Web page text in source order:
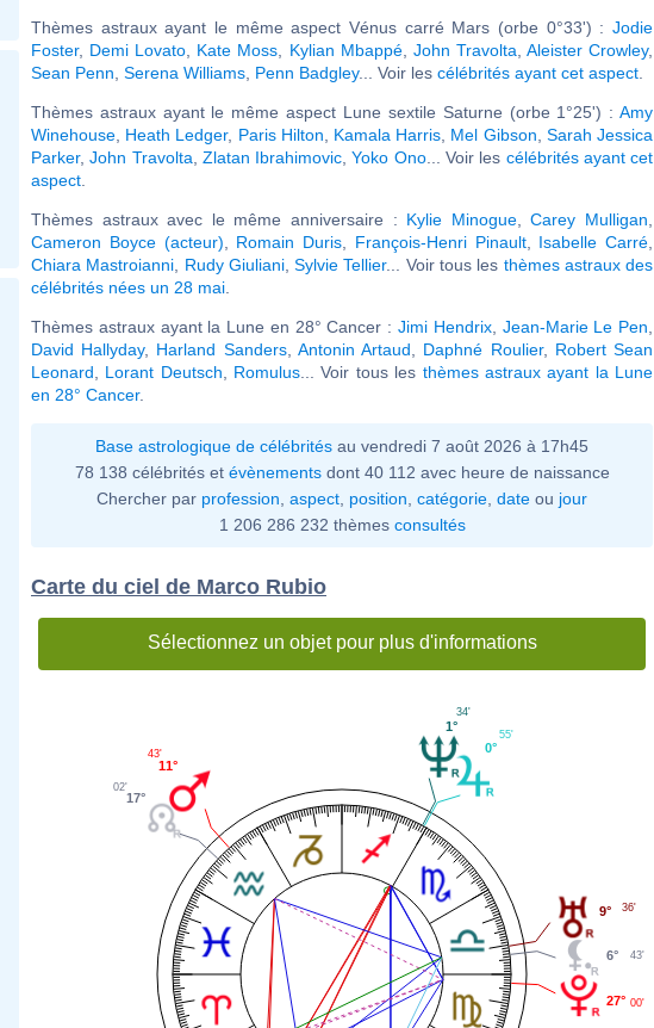
Thèmes astraux ayant le même aspect Vénus carré Mars (orbe 0°33') : Jodie
Foster, Demi Lovato Kate Moss Kylian Mbappé, John Travolta Aleister Crowley,
Sean Penn Serena Williams Penn Badgley... Voir les célébrités ayant cet aspect
Thèmes astraux ayant le même aspect Lune sextile Saturne (orbe 1°25') : Amy
Winehouse Heath Ledger, Paris Hilton Kamala Harris Mel Gibson Sarah Jessica
Parker,John Travolta Zlatan Ibrahimovic ,Yoko Ono... Voir les célébrités ayant cet
aspect
Thèmes astraux avec le même anniversaire : Kylie Minogue,Carey Mulligan
Cameron Boyce (acteur)
Romain Duris François-Henri Pinault, Isabelle Carré
Chiara Mastroianni
Rudy Giuliani,Sylvie Tellier... Voir tous les thèmes astraux des
célébrités nées un 28 mai
Thèmes astraux ayant la Lune en 28° Cancer : Jimi Hendrix, Jean-Marie Le Pen
David Hallyday, Harland Sanders, Antonin Artaud Daphné Roulier, Robert Sean
Leonard
Lorant Deutsch Romulus ... Voir tous les thèmes astraux ayant la Lune
en 28° Cancer.
Base astrologique de célébrités au vendredi 7 août 2026 à 17h45
78 138 célébrités et évènementsdont 40 112 avec heure de naissance
Chercher par profession aspect position catégorie date ou jour
1 206 286 232 thèmes consultés
Carte du ciel de Marco Rubio
Sélectionnez un objet pour plus d'informations
6° 43'
9° 36'
0°
55'
1°
34'
11°
43'
17°
02'
27° 00'